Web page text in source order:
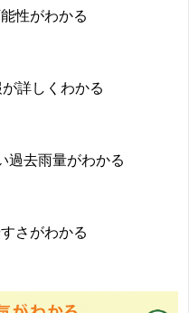
性がわかる
詳しくわかる
過去雨量がわかる
さがわかる